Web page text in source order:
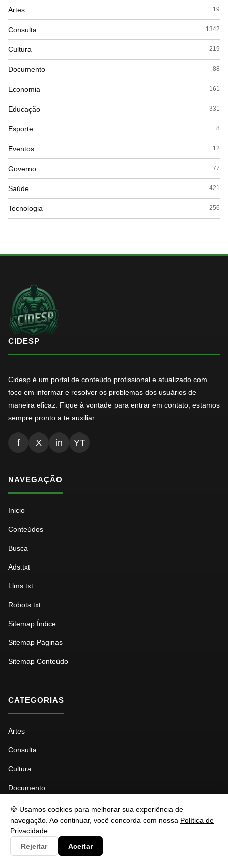
🍪 Usamos cookies para melhorar sua experiência de
navegação. Ao continuar, você concorda com nossa Política de
Privacidade
Rejeitar
Aceitar
Artes 19
Consulta 1342
Cultura 219
Documento 88
Economia 161
Educação 331
Esporte 8
Eventos 12
Governo 77
Saúde 421
Tecnologia 256
CIDESP
Cidesp é um portal de conteúdo profissional e atualizado com
foco em informar e resolver os problemas dos usuários de
maneira eficaz. Fique à vontade para entrar em contato, estamos
sempre pronto a te auxiliar.
f X in YT
NAVEGAÇÃO
Inicio
Conteúdos
Busca
Ads.txt
Llms.txt
Robots.txt
Sitemap Índice
Sitemap Páginas
Sitemap Conteúdo
CATEGORIAS
Artes
Consulta
Cultura
Documento
Economia
Educação
Esporte